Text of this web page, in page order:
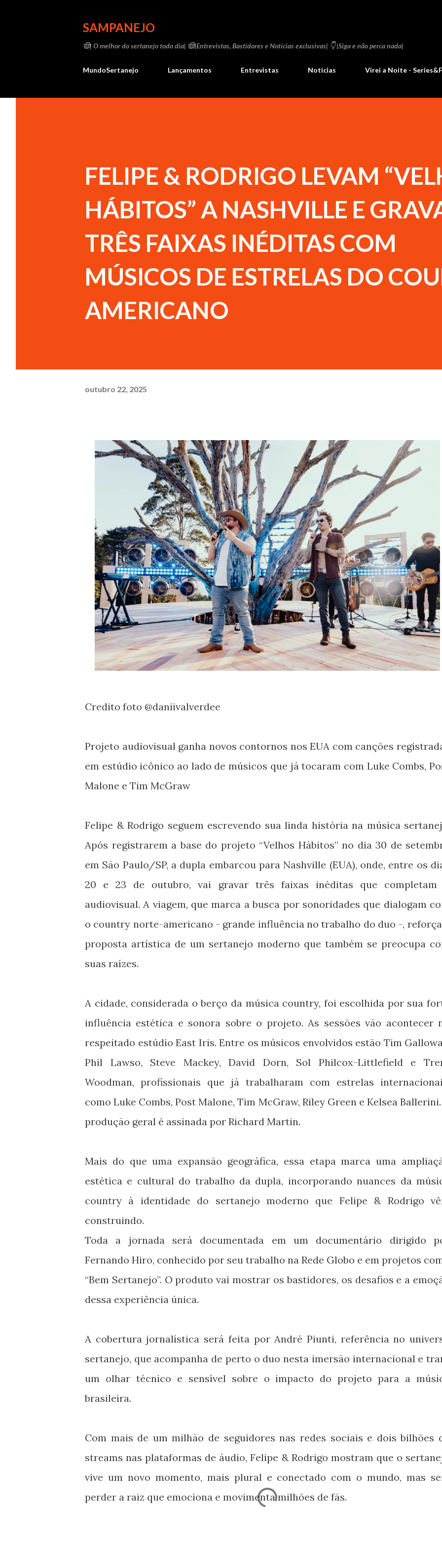
SAMPANEJO
🤠| O melhor do sertanejo todo dia| 🤠|Entrevistas, Bastidores e Notícias exclusivas| 👇 |Siga e não perca nada|
MundoSertanejo Lançamentos Entrevistas Noticias Virei a Noite -
FELIPE & RODRIGO LEVAM
HÁBITOS” A NASHVILLE E
TRÊS FAIXAS INÉDITAS COM
MÚSICOS DE ESTRELAS DO
AMERICANO
outubro 22, 2025
Credito foto @daniivalverdee
Projeto audiovisual ganha novos contornos nos EUA com canções
em estúdio icônico ao lado de músicos que já tocaram com Luke Combs,
Malone e Tim McGraw
Felipe & Rodrigo seguem escrevendo sua linda história na música
Após registrarem a base do projeto “Velhos Hábitos” no dia 30 de
em São Paulo/SP, a dupla embarcou para Nashville (EUA), onde, entre os
20 e 23 de outubro, vai gravar três faixas inéditas que completam
audiovisual. A viagem, que marca a busca por sonoridades que dialogam
o country norte-americano - grande influência no trabalho do duo -,
proposta artística de um sertanejo moderno que também se preocupa
suas raízes.
A cidade, considerada o berço da música country, foi escolhida por sua
influência estética e sonora sobre o projeto. As sessões vão acontecer
respeitado estúdio East Iris. Entre os músicos envolvidos estão Tim
Phil Lawso, Steve Mackey, David Dorn, Sol Philcox-Littlefield e
Woodman, profissionais que já trabalharam com estrelas
como Luke Combs, Post Malone, Tim McGraw, Riley Green e Kelsea Ballerini.
produção geral é assinada por Richard Martin.
Mais do que uma expansão geográfica, essa etapa marca uma
estética e cultural do trabalho da dupla, incorporando nuances da
country à identidade do sertanejo moderno que Felipe & Rodrigo
construindo.
Toda a jornada será documentada em um documentário dirigido
Fernando Hiro, conhecido por seu trabalho na Rede Globo e em projetos
“Bem Sertanejo”. O produto vai mostrar os bastidores, os desafios e a
dessa experiência única.
A cobertura jornalística será feita por André Piunti, referência no
sertanejo, que acompanha de perto o duo nesta imersão internacional e
um olhar técnico e sensível sobre o impacto do projeto para a
brasileira.
Com mais de um milhão de seguidores nas redes sociais e dois bilhões
streams nas plataformas de áudio, Felipe & Rodrigo mostram que o
vive um novo momento, mais plural e conectado com o mundo, mas
perder a raiz que emociona e movimenta milhões de fãs.